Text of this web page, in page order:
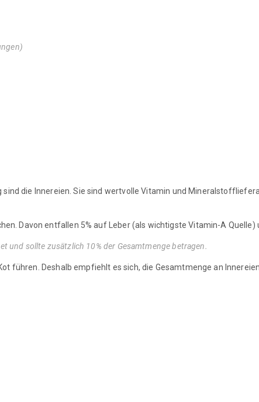
sind die Innereien. Sie sind wertvolle Vitamin und
Davon entfallen 5% auf Leber (als wichtigste Vitamin-A
und sollte zusätzlich 10% der Gesamtmenge betragen.
führen. Deshalb empfiehlt es sich, die Gesamtmenge an